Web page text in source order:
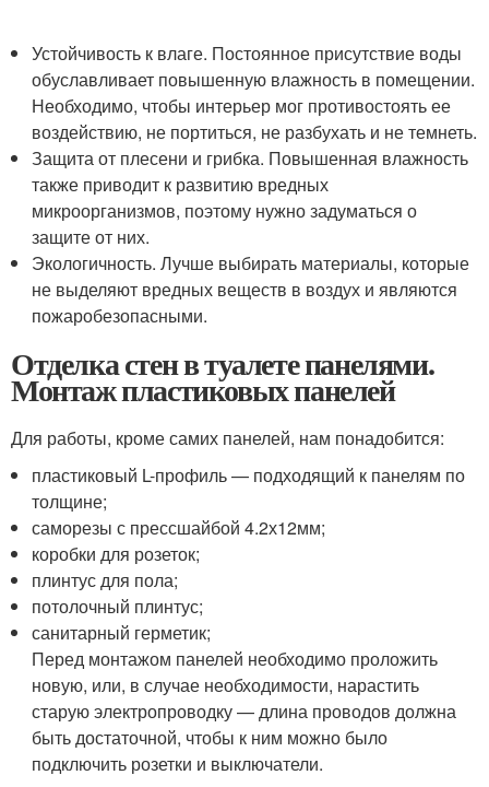
Устойчивость к влаге. Постоянное присутствие воды
обуславливает повышенную влажность в помещении.
Необходимо, чтобы интерьер мог противостоять ее
воздействию, не портиться, не разбухать и не темнеть.
Защита от плесени и грибка. Повышенная влажность
также приводит к развитию вредных
микроорганизмов, поэтому нужно задуматься о
защите от них.
Экологичность. Лучше выбирать материалы, которые
не выделяют вредных веществ в воздух и являются
пожаробезопасными.
Отделка стен в туалете панелями.
Монтаж пластиковых панелей
Для работы, кроме самих панелей, нам понадобится:
пластиковый L-профиль — подходящий к панелям по
толщине;
саморезы с прессшайбой 4.2х12мм;
коробки для розеток;
плинтус для пола;
потолочный плинтус;
санитарный герметик;
Перед монтажом панелей необходимо проложить
новую, или, в случае необходимости, нарастить
старую электропроводку — длина проводов должна
быть достаточной, чтобы к ним можно было
подключить розетки и выключатели.